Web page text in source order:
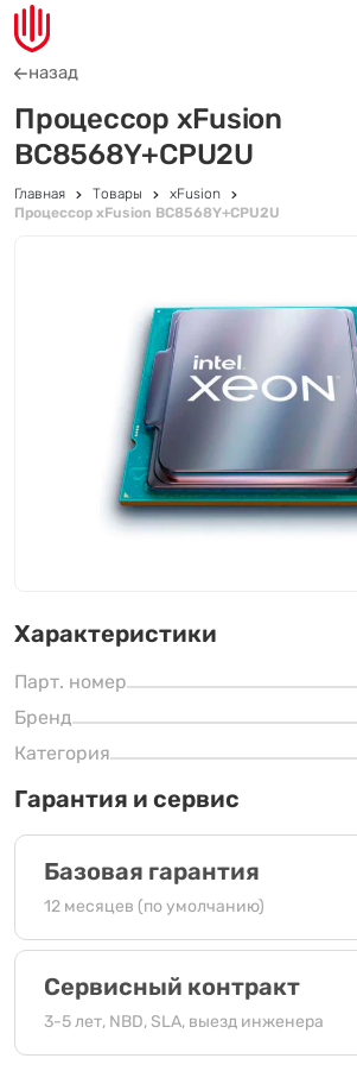
назад
Процессор xFusion
BC8568Y+CPU2U
Главная Товары
xFusion
Процессор xFusion BC8568Y+CPU2U
Характеристики
Парт. номер
Бренд
Категория
Гарантия и сервис
Базовая гарантия
12 месяцев (по умолчанию)
Сервисный контракт
3-5 лет, NBD, SLA, выезд инженера